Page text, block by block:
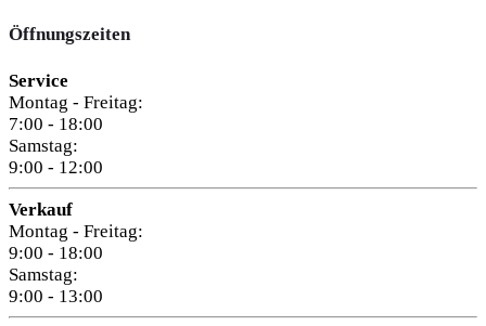
Öffnungszeiten
Service
Montag - Freitag:
7:00 - 18:00
Samstag:
9:00 - 12:00
Verkauf
Montag - Freitag:
9:00 - 18:00
Samstag:
9:00 - 13:00